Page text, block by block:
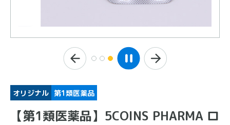
オリジナル 第1類医薬品
【第1類医薬品】5COINS PHARMA ロ